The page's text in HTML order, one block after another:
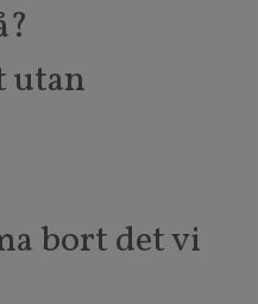
utan
bort det vi